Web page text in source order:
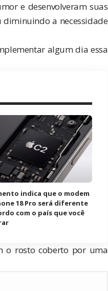
e desenvolveram suas
diminuindo a necessidade
algum dia essa
indica que o modem
18 Pro será diferente
com o país que você
o rosto coberto por uma